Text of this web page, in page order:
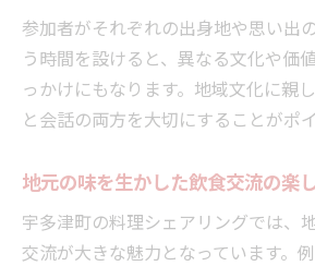
参加者がそれぞれの出身地や思い出
う時間を設けると、異なる文化や価
っかけにもなります。地域文化に親
と会話の両方を大切にすることがポ
地元の味を生かした飲食交流の楽
宇多津町の料理シェアリングでは、
交流が大きな魅力となっています。